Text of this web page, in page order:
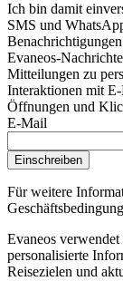
Ich bin damit
SMS und
Evaneos-
Mitteilungen zu
Interaktionen mit
Öffnungen und
E-Mail
Einschreiben
Für weitere
Evaneos
personalisierte
Reisezielen und